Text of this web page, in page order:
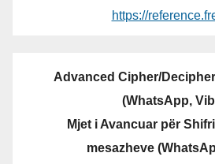
https://
Advanced Cipher/
(WhatsApp,
Mjet i Avancuar për
mesazheve